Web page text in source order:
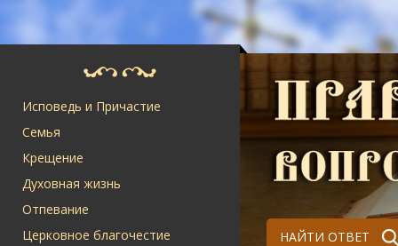
Исповедь и Причастие
Семья
Крещение
Духовная жизнь
Отпевание
Церковное благочестие
НАЙТИ ОТВЕТ